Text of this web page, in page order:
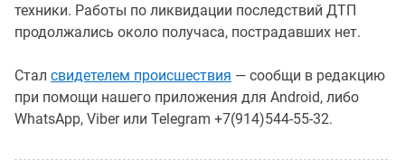
техники. Работы по ликвидации последствий ДТП
продолжались около получаса, пострадавших нет.
Стал свидетелем происшествия — сообщи в редакцию
при помощи нашего приложения для Android, либо
WhatsApp, Viber или Telegram +7(914)544-55-32.